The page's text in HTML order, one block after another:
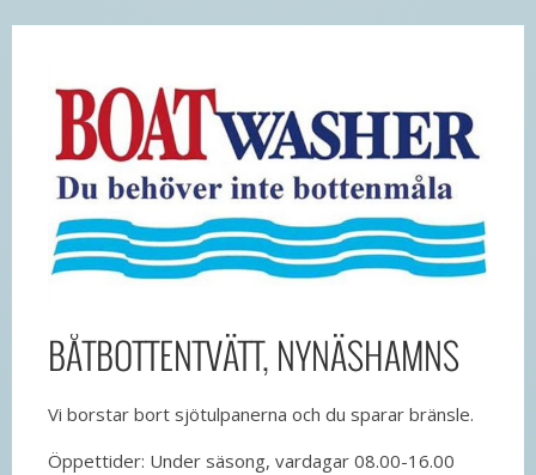
BÅTBOTTENTVÄTT, NYNÄSHAMNS
Vi borstar bort sjötulpanerna och du sparar bränsle.
Öppettider: Under säsong, vardagar 08.00-16.00